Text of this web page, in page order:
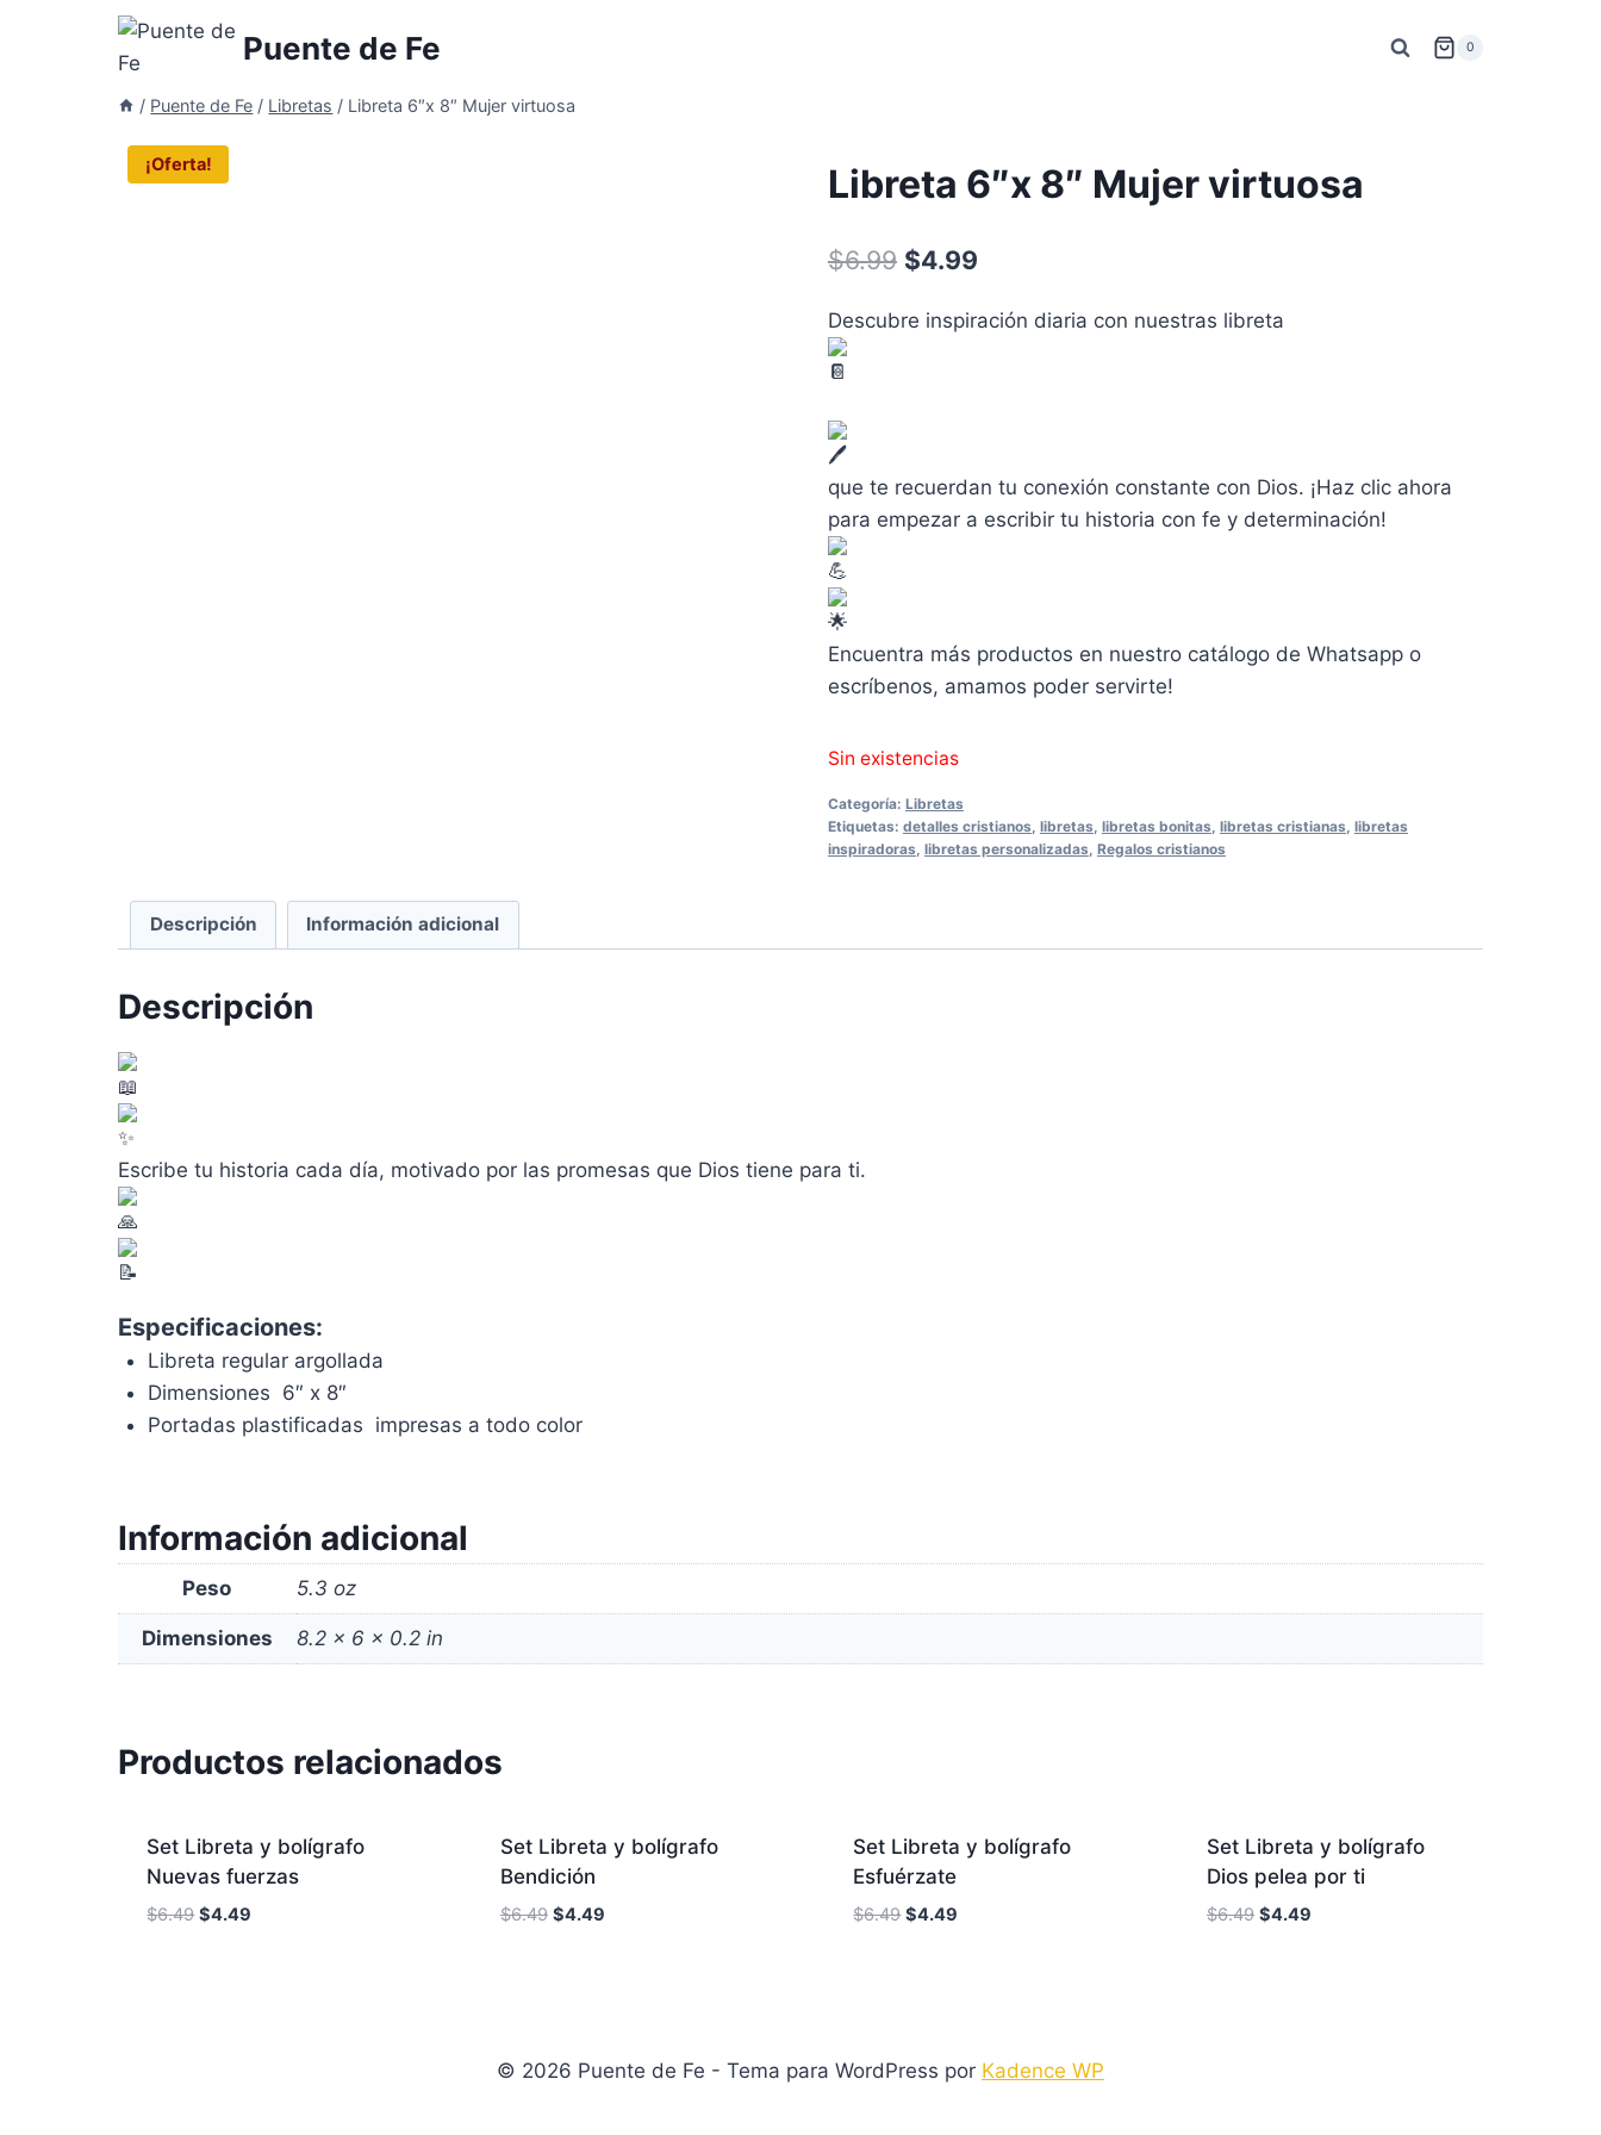
Puente de Fe 0
/ Puente de Fe / Libretas / Libreta 6″x 8″ Mujer virtuosa
¡Oferta! Libreta 6″x 8″ Mujer virtuosa
$6.99 $4.99
Descubre inspiración diaria con nuestras libreta
que te recuerdan tu conexión constante con Dios. ¡Haz clic ahora
para empezar a escribir tu historia con fe y determinación!
Encuentra más productos en nuestro catálogo de Whatsapp o
escríbenos, amamos poder servirte!
Sin existencias
Categoría: Libretas
Etiquetas: detalles cristianos libretas libretas bonitas libretas cristianas libretas
inspiradoras libretas personalizadas Regalos cristianos
Descripción Información adicional
Descripción
Escribe tu historia cada día, motivado por las promesas que Dios tiene para ti.
Especificaciones:
Libreta regular argollada
Dimensiones 6″ x 8″
Portadas plastificadas impresas a todo color
Información adicional
Peso 5.3 oz
Dimensiones 8.2 × 6 × 0.2 in
Productos relacionados
Set Libreta y bolígrafo
Nuevas fuerzas
$6.49 $4.49
Set Libreta y bolígrafo
Bendición
$6.49 $4.49
Set Libreta y bolígrafo
Esfuérzate
$6.49 $4.49
Set Libreta y bolígrafo
Dios pelea por ti
$6.49 $4.49
© 2026 Puente de Fe - Tema para WordPress por Kadence WP